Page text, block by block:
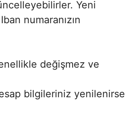
Yeni
numaranızın
değişmez ve
bilgileriniz yenilenirse